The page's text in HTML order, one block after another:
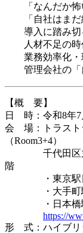
「なんだか怖
「自社はまだ
導入に踏み切
人材不足の時
業務効率化・
管理会社の「
【概 要】
日 時：令和8年7
会 場：トラスト
（Room3+4）
千代田区丸の
階
・東京駅日
・大手町駅
・日本橋駅
https://
形 式：ハイブリ